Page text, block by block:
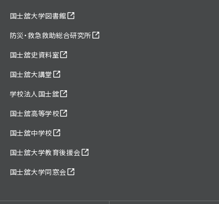
国士舘大学図書館
防災・救急救助総合研究所
国士舘史資料室
国士舘大講堂
学校法人国士舘
国士舘高等学校
国士舘中学校
国士舘大学教育後援会
国士舘大学同窓会